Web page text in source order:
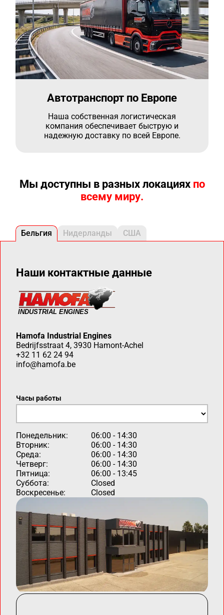
Автотранспорт по Европе
Наша собственная логистическая
компания обеспечивает быструю и
надежную доставку по всей Европе.
Мы доступны в разных локациях по
всему миру.
Бельгия Нидерланды США
Наши контактные данные
Hamofa Industrial Engines
Bedrijfsstraat 4, 3930 Hamont-Achel
+32 11 62 24 94
info@hamofa.be
Часы работы
Понедельник:
06:00 - 14:30
Вторник:
06:00 - 14:30
Среда:
06:00 - 14:30
Четверг:
06:00 - 14:30
Пятница:
06:00 - 13:45
Суббота:
Closed
Воскресенье:
Closed